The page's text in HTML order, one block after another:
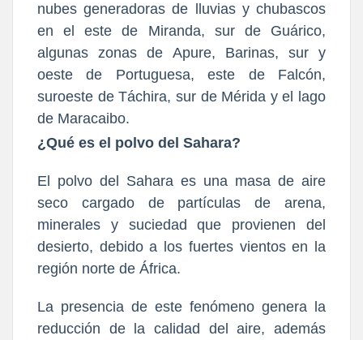
nubes generadoras de lluvias y chubascos
en el este de
Miranda, sur de Guárico,
algunas zonas de Apure, Barinas, sur y
oeste de
Portuguesa, este de Falcón,
suroeste de Táchira, sur de Mérida y el lago
de Maracaibo.
¿Qué es el polvo del Sahara?
El polvo del Sahara es una masa de aire
seco cargado de partículas de arena,
minerales y suciedad que provienen del
desierto, debido a los fuertes vientos en la
región norte de África.
La presencia de este fenómeno genera la
reducción de la calidad del aire, además